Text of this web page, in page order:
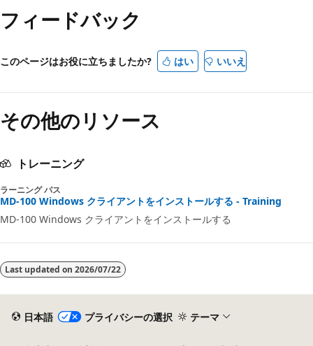
取
モ
が
効
フィードバック
このページはお役に立ちましたか? はい いいえ
その他のリソース
トレーニング
ラーニング パス
MD-100 Windows クライアントをインストールする - Training
MD-100 Windows クライアントをインストールする
Last updated on 2026/07/22
日本語 プライバシーの選択 テーマ